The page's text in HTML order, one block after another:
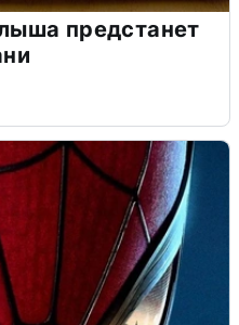
предстанет